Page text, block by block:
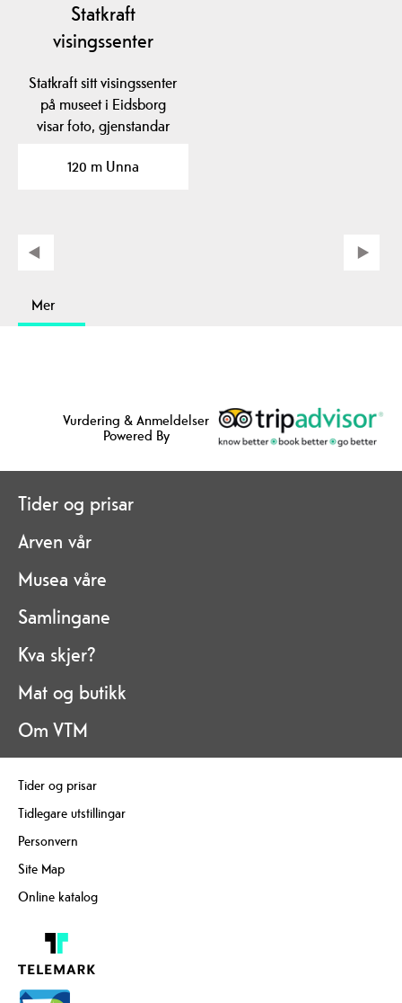
Statkraft
visingssenter
Statkraft sitt visingssenter
på museet i Eidsborg
visar foto, gjenstandar
120 m Unna
Mer
Vurdering & Anmeldelser
Powered By
Tider og prisar
Arven vår
Musea våre
Samlingane
Kva skjer?
Mat og butikk
Om VTM
Tider og prisar
Tidlegare utstillingar
Personvern
Site Map
Online katalog